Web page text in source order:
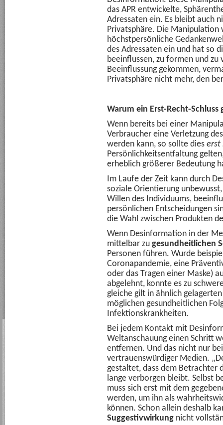
das APR entwickelte,
Adressaten ein. Es bleibt auch
Privatsphäre. Die
höchstpersönliche
des Adressaten ein und hat so
beeinflussen, zu formen und
Beeinflussung gekommen,
Privatsphäre nicht mehr, den
Warum ein Erst-Recht-Schluss
Wenn bereits bei einer
Verbraucher eine Verletzung
werden kann, so sollte dies erst
Persönlichkeitsentfaltung
erheblich größerer Bedeutung
Im Laufe der Zeit kann durch
soziale Orientierung
Willen des Individuums,
persönlichen Entscheidungen
die Wahl zwischen Produkten
Wenn Desinformation in der
mittelbar zu gesundheitlichen
Personen führen. Wurde
Coronapandemie, eine
oder das Tragen einer Maske)
abgelehnt, konnte es zu
gleiche gilt in ähnlich
möglichen gesundheitlichen
Infektionskrankheiten.
Bei jedem Kontakt mit
Weltanschauung einen Schritt
entfernen. Und das nicht nur
vertrauenswürdiger Medien.
gestaltet, dass dem Betrachter
lange verborgen bleibt. Selbst
muss sich erst mit dem
werden, um ihn als
können. Schon allein deshalb
Suggestivwirkung nicht